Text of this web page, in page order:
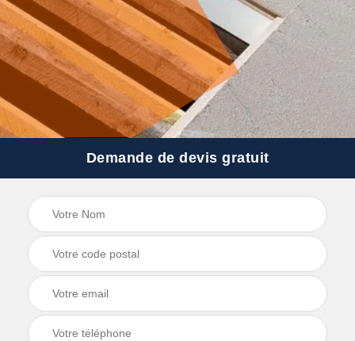
Demande de devis gratuit